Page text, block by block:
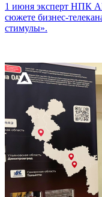
1 июня эксперт НПК
сюжете бизнес-
стимулы».